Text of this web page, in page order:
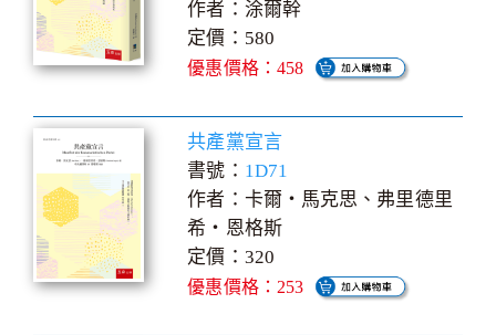
作者：涂爾幹
定價：580
優惠價格：458
共產黨宣言
書號： 1D71
作者：卡爾‧馬克思、弗里德里
希‧恩格斯
定價：320
優惠價格：253